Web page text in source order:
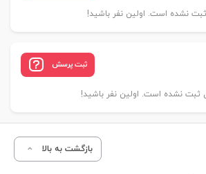
نشده است. اولین نفر باشید!
ثبت پرسش
نشده است. اولین نفر باشید!
بازگشت به بالا